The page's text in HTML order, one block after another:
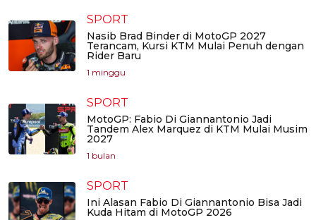
SPORT
Nasib Brad Binder di MotoGP 2027
Terancam, Kursi KTM Mulai Penuh dengan
Rider Baru
1 minggu
SPORT
MotoGP: Fabio Di Giannantonio Jadi
Tandem Alex Marquez di KTM Mulai Musim
2027
1 bulan
SPORT
Ini Alasan Fabio Di Giannantonio Bisa Jadi
Kuda Hitam di MotoGP 2026